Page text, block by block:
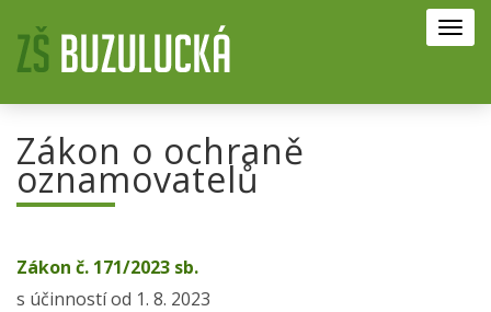
Zákon o ochraně
oznamovatelů
Zákon č. 171/2023 sb.
s účinností od 1. 8. 2023